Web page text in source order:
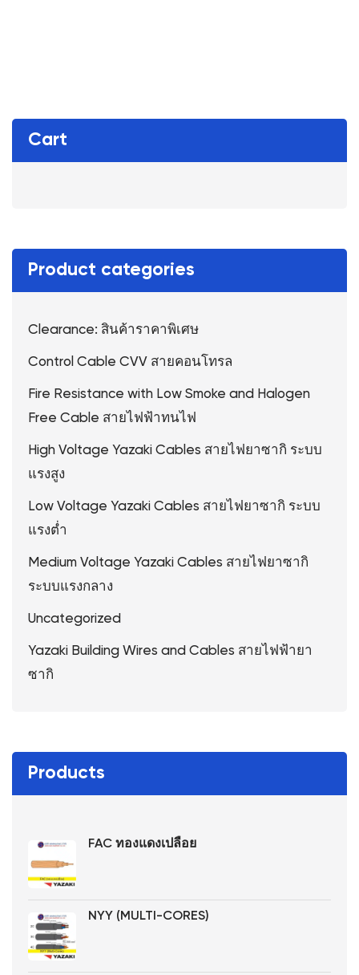
Cart
Product categories
Clearance: สินค้าราคาพิเศษ
Control Cable CVV สายคอนโทรล
Fire Resistance with Low Smoke and Halogen
Free Cable สายไฟฟ้าทนไฟ
High Voltage Yazaki Cables สายไฟยาซากิ ระบบ
แรงสูง
Low Voltage Yazaki Cables สายไฟยาซากิ ระบบ
แรงต่ำ
Medium Voltage Yazaki Cables สายไฟยาซากิ
ระบบแรงกลาง
Uncategorized
Yazaki Building Wires and Cables สายไฟฟ้ายา
ซากิ
Products
FAC ทองแดงเปลือย
NYY (MULTI-CORES)